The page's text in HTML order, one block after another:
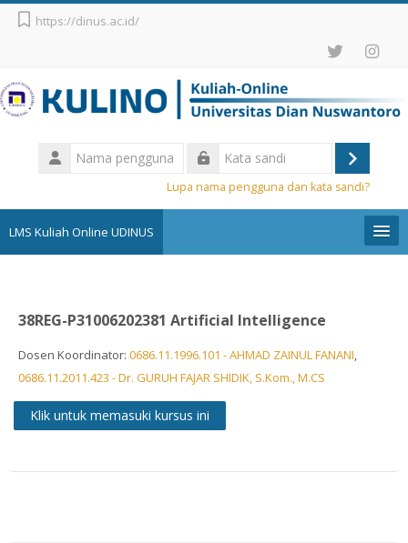
Lewati ke konten utama
https://dinus.ac.id/
Nama
pengguna
Masuk
Lupa nama pengguna dan kata sandi?
LMS Kuliah Online UDINUS
Bahasa Indonesia ‎(id)‎
Cari
kursus
38REG-P31006202381 Artificial Intelligence
Dosen Koordinator: 0686.11.1996.101 - AHMAD ZAINUL FANANI
0686.11.2011.423 - Dr. GURUH FAJAR SHIDIK, S.Kom., M.CS
Klik untuk memasuki kursus ini